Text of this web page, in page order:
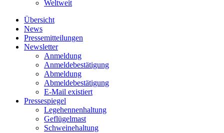
Weltweit
Übersicht
News
Pressemitteilungen
Newsletter
Anmeldung
Anmeldebestätigung
Abmeldung
Abmeldebestätigung
E-Mail existiert
Pressespiegel
Legehennenhaltung
Geflügelmast
Schweinehaltung